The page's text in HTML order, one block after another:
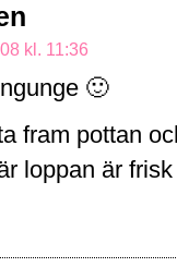
kl. 11:36
🙂
fram pottan
loppan är